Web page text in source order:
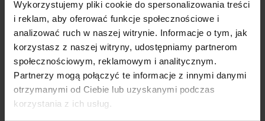
Wykorzystujemy pliki cookie do spersonalizowania treści
i reklam, aby oferować funkcje społecznościowe i
analizować ruch w naszej witrynie. Informacje o tym, jak
korzystasz z naszej witryny, udostępniamy partnerom
społecznościowym, reklamowym i analitycznym.
Partnerzy mogą połączyć te informacje z innymi danymi
otrzymanymi od Ciebie lub uzyskanymi podczas
korzystania z ich usług.
W regionie Podkarpacia rośnie zainteresowanie kompleksową
ochroną i pielęgnacją łodzi przed sezonem - usługą określaną
jako detailing wodny. Folia PPF pełni w tym procesie rolę warstwy
bazowej: nakładana jest na czysty, zdekontaminowany żelkot i
stanowi fundament ochrony na kolejne sezony.
Optymalnym uzupełnieniem aplikacji PPF sąpowłoki
ceramiczne, które nakładane bezpośrednio na folię wzmacniają
efekt hydrofobowy i ułatwiają utrzymanie czystości kadłuba przez